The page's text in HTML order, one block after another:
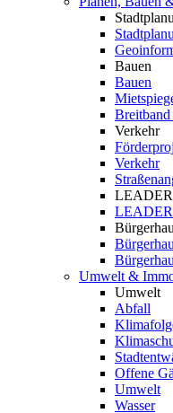
Bauen
Bauen
Verkehr
Verkehr
LEADER
Umwelt &
Umwelt
Abfall
Offene
Umwelt
Wasser